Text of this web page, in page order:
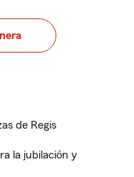
de Regis
la jubilación y